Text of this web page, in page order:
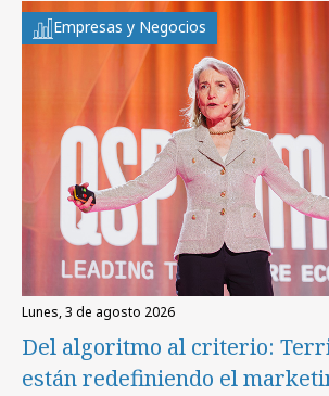
Empresas y Negocios
lunes, 3 de agosto 2026
Del algoritmo al criterio:
están redefiniendo el